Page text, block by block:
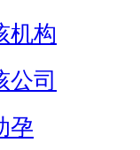
机构
公司
孕